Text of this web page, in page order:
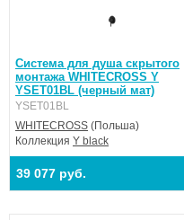
Система для душа скрытого
монтажа WHITECROSS Y
YSET01BL (черный мат)
YSET01BL
WHITECROSS (Польша)
Коллекция Y black
39 077 руб.